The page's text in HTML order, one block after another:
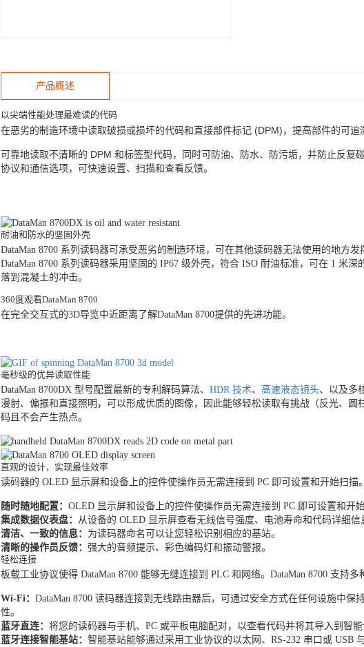
产品概述
以尖端性能处理最难读的代码
在恶劣的制造环境中读取破损或损坏的代码和直接部件标记 (DPM)，提高部件的可追
可靠地读取不清晰的 DPM 和标签型代码，同时可防油、防水、防污垢，并防止反复
协议和通信选项，可快速设置、扫描和查看反馈。
耐油和防水的坚固外壳
DataMan 8700 系列读码器可承受恶劣的制造环境，可在其他读码器无法使用的地方
DataMan 8700 系列读码器采用坚固的 IP67 级外壳，符合 ISO 耐油标准，可在 1 米
落到混凝土的冲击。
360度观看DataMan 8700
在完全交互式的3D导览中近距离了解DataMan 8700提供的先进功能。
毫秒级的优异读取性能
DataMan 8700DX 型号配置最新的专利解码算法、 HDR 技术、 高速液态镜头、以及多
漫射、偏振和直接照明，可以形成优质的图像，因此能够轻松读取有挑战（反光、圆
码且不会产生热点。
直观的设计，实现最佳效率
读码器的 OLED 显示屏和设备上的控件使操作员无需连接到 PC 即可设置和开始扫描。
随时随地配置： OLED 显示屏和设备上的控件使操作员无需连接到 PC 即可设置和开始
集成数据仪表盘：
从设备的 OLED 显示屏查看无线信号强度、电池寿命和代码详细信
清洁、一致的信息： 为读码器命名可以让您轻松识别相应的基站。
清晰的操作员反馈： 强大的音频提示、彩色编码灯和振动警报。
轻松连接
板载工业协议使得 DataMan 8700 能够无缝连接到 PLC 和网络。DataMan 8700 支持
Wi-Fi： DataMan 8700 读码器连接到无线路由器后，可通过安全方式在任何设施中保
性。
蓝牙直连： 将您的读码器与手机、PC 或平板电脑配对，以查看代码并将其导入到智能
蓝牙连接智能基站： 智能基站能够通过采用工业协议的以太网、RS-232 串口或 USB